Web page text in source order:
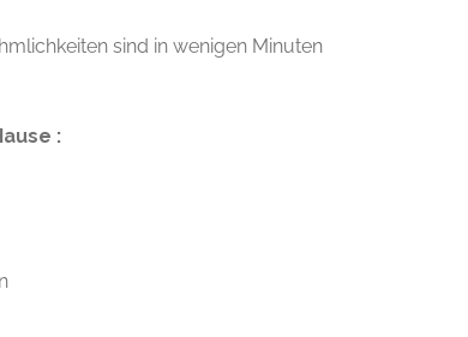
sind in wenigen Minuten
: